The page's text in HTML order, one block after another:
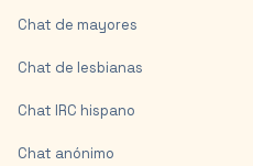
Chat de mayores
Chat de lesbianas
Chat IRC hispano
Chat anónimo